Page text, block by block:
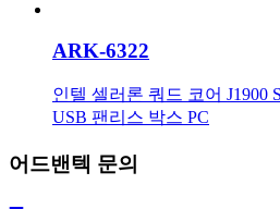
ARK-6322
인텔 셀러론 쿼드 코어 J1900
USB 팬리스 박스 PC
어드밴텍 문의